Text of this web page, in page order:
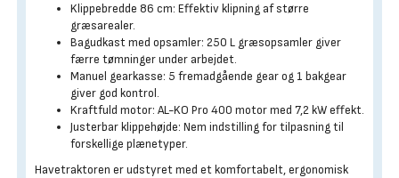
Klippebredde 86 cm: Effektiv klipning af større
græsarealer.
Bagudkast med opsamler: 250 L græsopsamler giver
færre tømninger under arbejdet.
Manuel gearkasse: 5 fremadgående gear og 1 bakgear
giver god kontrol.
Kraftfuld motor: AL-KO Pro 400 motor med 7,2 kW effekt.
Justerbar klippehøjde: Nem indstilling for tilpasning til
forskellige plænetyper.
Havetraktoren er udstyret med et komfortabelt, ergonomisk